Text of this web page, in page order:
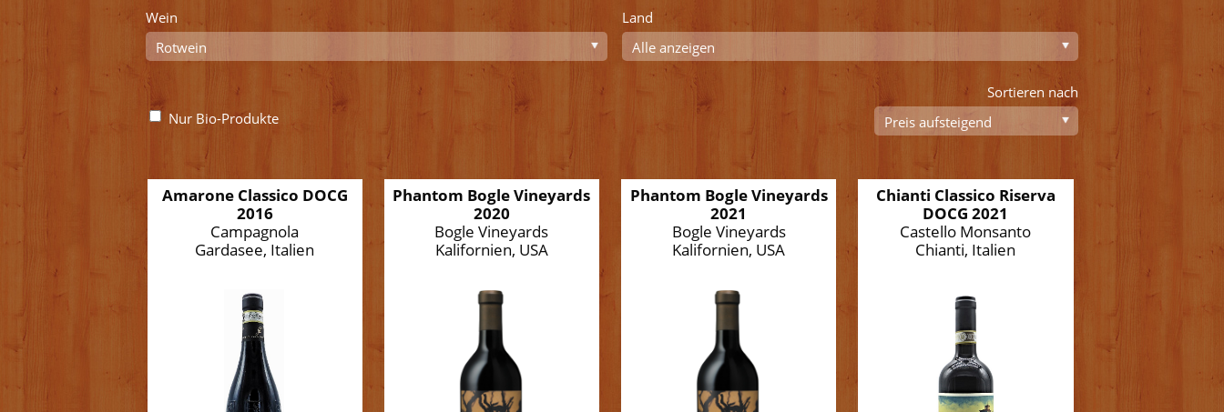
Wein Land
Nur Bio-Produkte
Sortieren nach
Amarone Classico DOCG
2016
Campagnola
Gardasee, Italien
Phantom Bogle Vineyards
2020
Bogle Vineyards
Kalifornien, USA
Phantom Bogle Vineyards
2021
Bogle Vineyards
Kalifornien, USA
Chianti Classico Riserva
DOCG 2021
Castello Monsanto
Chianti, Italien